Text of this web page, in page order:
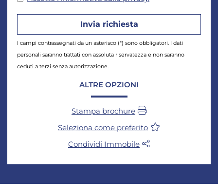
I campi contrassegnati da un asterisco (*) sono obbligatori. I dati
personali saranno trattati con assoluta riservatezza e non saranno
ceduti a terzi senza autorizzazione.
ALTRE OPZIONI
Stampa brochure
Seleziona come preferito
Condividi Immobile